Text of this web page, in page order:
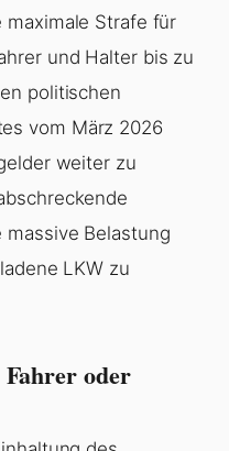
maximale Strafe für
und Halter bis zu
politischen
vom März 2026
weiter zu
Belastung
LKW zu
oder